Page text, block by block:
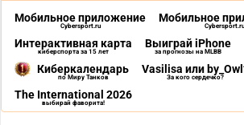
Мобильное приложение
Cybersport.ru
Мобильное
Cybersport.ru
Интерактивная карта
киберспорта за 15 лет
Выиграй iPhone
за прогнозы на MLBB
Киберкалендарь
по Миру Танков
Vasilisa или
За кого сердечко?
The International 2026
выбирай фаворита!